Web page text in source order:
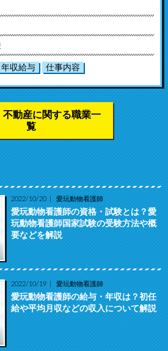
年収給与 仕事内容
不動産に関する職業一
覧
2022/10/20 愛玩動物看護師
愛玩動物看護師の資格・試験とは？愛
玩動物看護師国家試験の受験方法や概
要などを解説
2022/10/19 愛玩動物看護師
愛玩動物看護師の給与・年収は？初任
給や平均月収などの収入について解説